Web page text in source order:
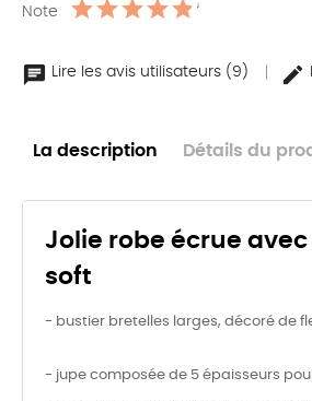
Note
Lire les avis utilisateurs (9)
La description Détails du
Jolie robe écrue
soft
- bustier bretelles larges, décoré de
- jupe composée de 5 épaisseurs